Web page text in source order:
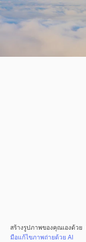
สร้างรูปภาพของคุณเองด้วย
มือแก้ไขภาพถ่ายด้วย AI